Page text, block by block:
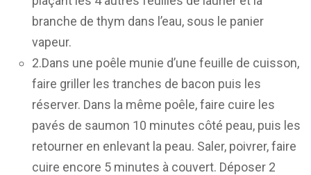
branche de thym dans l’eau, sous le panier
vapeur.
2.Dans une poêle munie d’une feuille de cuisson,
faire griller les tranches de bacon puis les
réserver. Dans la même poêle, faire cuire les
pavés de saumon 10 minutes côté peau, puis les
retourner en enlevant la peau. Saler, poivrer, faire
cuire encore 5 minutes à couvert. Déposer 2